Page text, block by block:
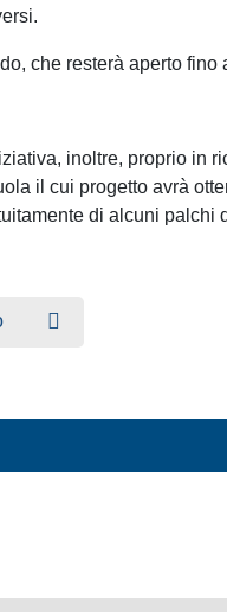
che resterà aperto
inoltre, proprio in
il cui progetto avrà
di alcuni palchi